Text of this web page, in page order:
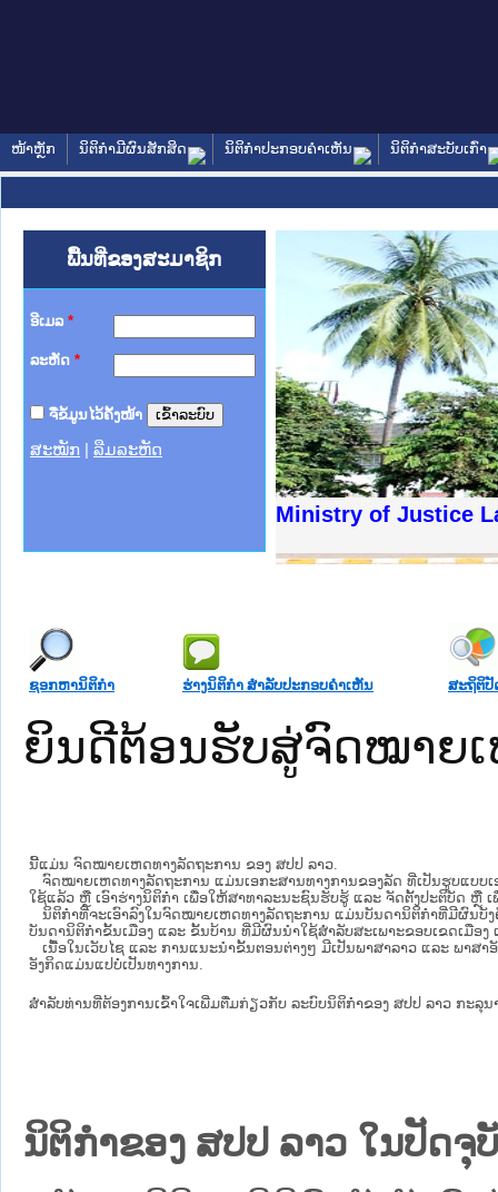
ໜ້າຫຼັກ ນິຕິກໍາມີຜົນສັກສິດ ນິຕິກໍາປະກອບຄໍາເຫັນ ນິຕິກໍາສະບັບເກົ່າ
ພື້ນທີ່ຂອງສະມາຊິກ
ອີເມລ *
ລະຫັດ *
ຈື່ຂໍ້ມູນໄວ້ຄັ້ງໜ້າ
ສະໝັກ ລືມລະຫັດ
Ministry of Justice
ຊາຊົນ ພາກເໜືອ
ການ
ກາງ
ກໃຕ້
ນຕຳຫຼວດປະຊາຊົນ
ສັນຕິບານປະຊາຊົນ
ກເໜືອ
ຊາຊົນ ພາກກາງ
ຊອກຫານິຕິກໍາ ຮ່າງນິຕິກໍາ ສໍາລັບປະກອບຄໍາເຫັນ ສະຖິຕິປັ
ຍິນດີຕ້ອນຮັບສູ່ຈົດໝາຍເ
ນີ້ແມ່ນ ຈົດໝາຍເຫດທາງລັດຖະການ ຂອງ ສປປ ລາວ.
ຈົດໝາຍເຫດທາງລັດຖະການ ແມ່ນ​ເອ​ກະ​ສານ​ທາງ​ການ​ຂອງ​ລັດ ທີ່​ເປັນ​ຮູບ​ແບບ​
ໃຊ້ແລ້ວ ຫຼື ເອົາຮ່າງນິຕິກໍາ ເພື່ອໃຫ້​ສາ​ທາ​ລະ​ນະ​ຊົນ​ຮັບ​ຮູ້ ແລະ ຈັດ​ຕັ້ງ​ປະ​ຕິ​ບັດ ຫຼື
ນິ​ຕິ​ກຳ​ທີ່​ຈະ​ເອົາ​ລົງ​ໃນ​ຈົດ​ໝາຍ​ເຫດ​ທາງ​ລັດ​ຖະ​ການ ​ແມ່ນ​ບັນ​ດາ​ນິ​ຕິ​ກຳ​ທີ່​ມີ​ຜົນ​ບັ
ບັນ​ດານິ​ຕິ​ກຳ​ຂັ້ນ​ເມືອງ ແລະ ຂັ້ນ​ບ້ານ ​ທີ່​ມີ​ຜົນ​ນຳ​ໃຊ້​ສຳ​ລັບ​ສະ​ເພາະ​ຂອບ​ເຂດ​ເມືອງ
ເນື້ອໃນ​ເວັບ​ໄຊ​ ແລະ ການແນະນໍາຂັ້ນຕອນຕ່າງໆ ມີເປັນພາສາລາວ ແລະ ພາສ
ອັງກິດແມ່ນແປບໍ່ເປັນທາງການ.
ສໍາລັບທ່ານທີ່ຕ້ອງການເຂົ້າໃຈເພີ່ມຕື່ມກ່ຽວກັບ ລະບົບນິຕິກຳຂອງ ສປປ ລາວ ກະລຸນ
ນິຕິກຳຂອງ ສປປ ລາວ ໃນປັດ